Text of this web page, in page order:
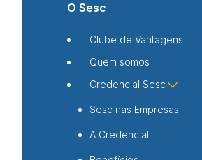
O Sesc
Clube de Vantagens
Quem somos
Credencial Sesc
Sesc nas Empresas
A Credencial